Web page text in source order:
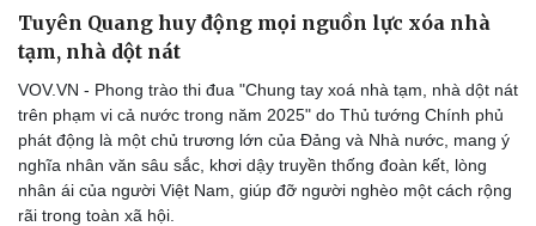
eSports
Hậu trường
Tuyên Quang huy động mọi nguồn lực xóa nhà
tạm, nhà dột nát
VOV.VN - Phong trào thi đua "Chung tay xoá nhà tạm, nhà dột nát
trên phạm vi cả nước trong năm 2025" do Thủ tướng Chính phủ
phát động là một chủ trương lớn của Đảng và Nhà nước, mang ý
nghĩa nhân văn sâu sắc, khơi dậy truyền thống đoàn kết, lòng
nhân ái của người Việt Nam, giúp đỡ người nghèo một cách rộng
rãi trong toàn xã hội.